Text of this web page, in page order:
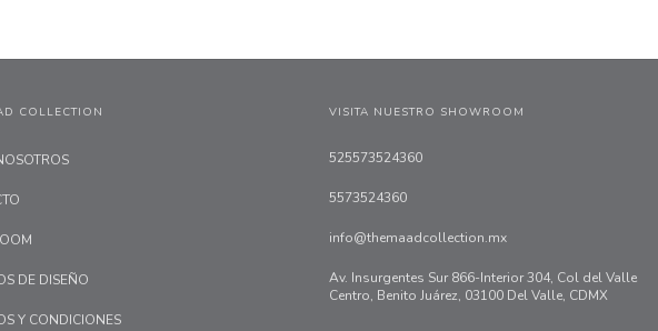
COLLECTION
DE DISEÑO
Y CONDICIONES
VISITA NUESTRO SHOWROOM
525573524360
5573524360
info@themaadcollection.mx
Av. Insurgentes Sur 866-Interior 304, Col del Valle
Centro, Benito Juárez, 03100 Del Valle, CDMX